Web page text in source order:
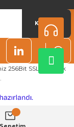
KAYDOL
256Bit SSL güvenlik